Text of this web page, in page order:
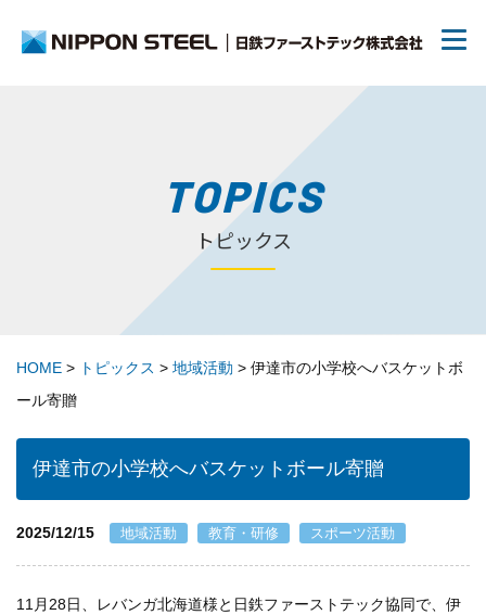
日鉄ファーストテックについて
リクルート
トピックス
お問い合わせ
TOPICS
トピックス
HOME > トピックス > 地域活動 > 伊達市の小学校へバスケットボ
ール寄贈
伊達市の小学校へバスケットボール寄贈
2025/12/15 地域活動 教育・研修 スポーツ活動
11月28日、レバンガ北海道様と日鉄ファーストテック協同で、伊